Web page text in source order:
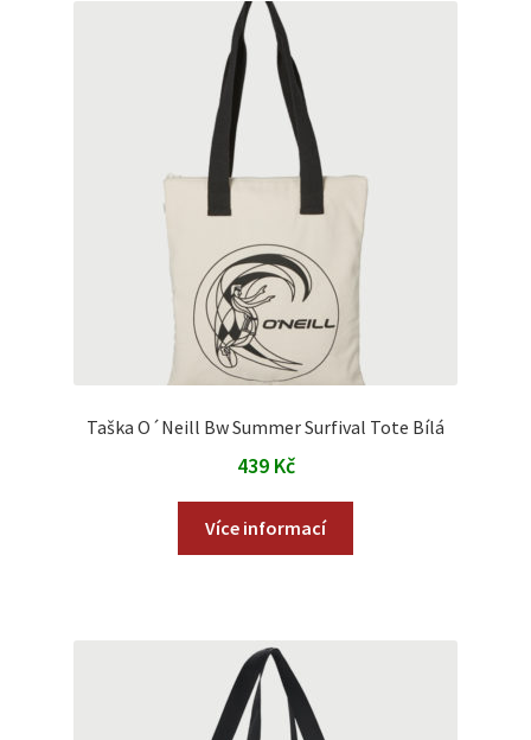
Taška O´Neill Bw Summer Surfival Tote Bílá
439 Kč
Více informací